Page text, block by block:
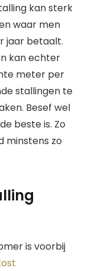
kan sterk
waar men
jaar betaalt.
kan echter
meter per
stallingen te
Besef wel
beste is. Zo
minstens zo
is voorbij